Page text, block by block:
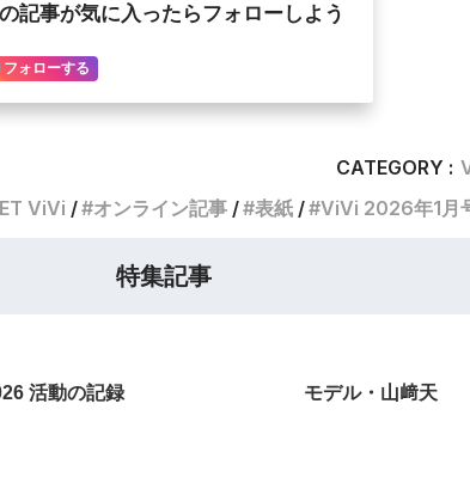
記事が気に入ったらフォローしよう
フォローする
CATEGORY :
ViVi オンライン記事 表紙 ViVi 2026年1月
特集記事
活動の記録 モデル・山﨑天